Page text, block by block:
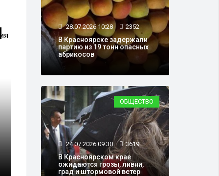
ЭКОЛОГИЯ
штрафа предприятия
18.08.2017 19:06
За поджог
девушка
28.07.2026 10:28 2352
В Красноярске задержали
партию из 19 тонн опасных
абрикосов
ОБЩЕСТВО
24.07.2026 09:30 3619
В Красноярском крае
ожидаются грозы, ливни,
град и штормовой ветер